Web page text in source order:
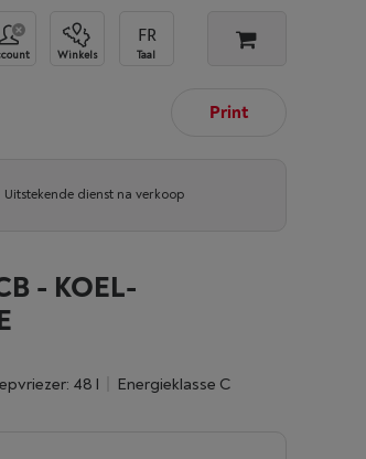
Winkels Taal
Print
Uitstekende dienst na verkoop
- KOEL-
48 l Energieklasse C